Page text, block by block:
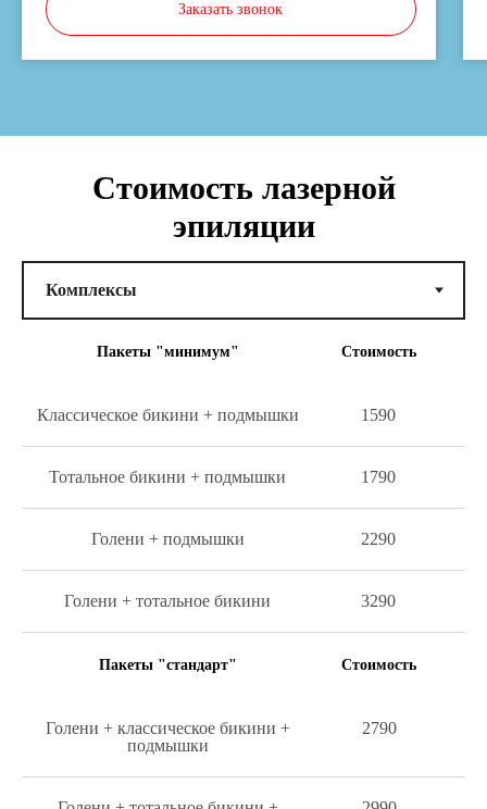
Заказать звонок
Стоимость лазерной
эпиляции
Пакеты "минимум" Стоимость
Классическое бикини + подмышки 1590
Тотальное бикини + подмышки 1790
Голени + подмышки 2290
Голени + тотальное бикини 3290
Пакеты "стандарт" Стоимость
Голени + классическое бикини +
подмышки
2790